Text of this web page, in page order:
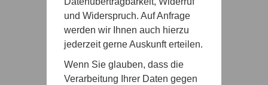
und Widerspruch. Auf Anfrage
werden wir Ihnen auch hierzu
jederzeit gerne Auskunft erteilen.
Wenn Sie glauben, dass die
Verarbeitung Ihrer Daten gegen